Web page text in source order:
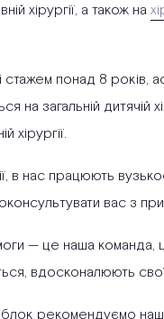
хірургії, а також на
стажем понад 8 років,
на загальній дитячій
хірургії.
в нас працюють
вас з
— це наша команда,
вдосконалюють
рекомендуємо